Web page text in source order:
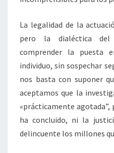
La legalidad de la
pero la dialéctica del
comprender la puesta
individuo, sin sospechar
nos basta con suponer
aceptamos que la
«prácticamente agotada”,
ha concluido, ni la
delincuente los millones